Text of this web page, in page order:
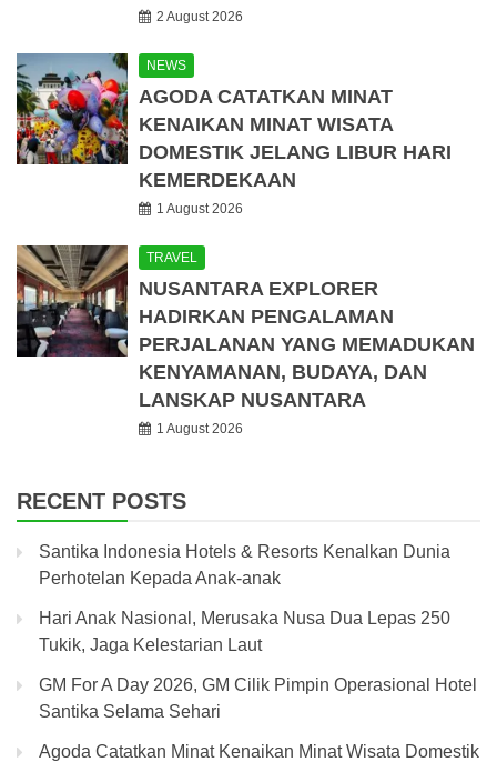
2 August 2026
NEWS
AGODA CATATKAN MINAT
KENAIKAN MINAT WISATA
DOMESTIK JELANG LIBUR HARI
KEMERDEKAAN
1 August 2026
TRAVEL
NUSANTARA EXPLORER
HADIRKAN PENGALAMAN
PERJALANAN YANG MEMADUKAN
KENYAMANAN, BUDAYA, DAN
LANSKAP NUSANTARA
1 August 2026
RECENT POSTS
Santika Indonesia Hotels & Resorts Kenalkan Dunia
Perhotelan Kepada Anak-anak
Hari Anak Nasional, Merusaka Nusa Dua Lepas 250
Tukik, Jaga Kelestarian Laut
GM For A Day 2026, GM Cilik Pimpin Operasional Hotel
Santika Selama Sehari
Agoda Catatkan Minat Kenaikan Minat Wisata Domestik